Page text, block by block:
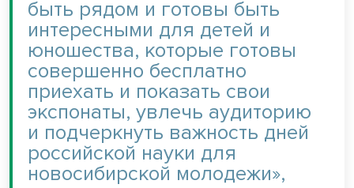
быть рядом и готовы быть
интересными для детей и
юношества, которые готовы
совершенно бесплатно
приехать и показать свои
экспонаты, увлечь аудиторию
и подчеркнуть важность дней
российской науки для
новосибирской молодежи»,